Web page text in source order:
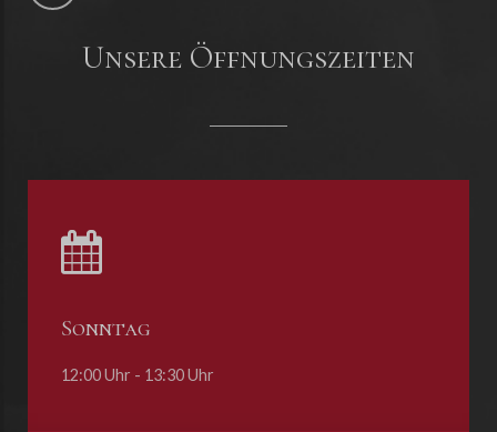
Unsere Öffnungszeiten
Sonntag
12:00 Uhr - 13:30 Uhr